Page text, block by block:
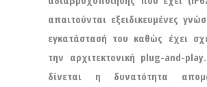
απαιτούνται εξειδικευμένες
εγκατάστασή του καθώς έχει
την αρχιτεκτονική plug-and-
δίνεται η δυνατότητα